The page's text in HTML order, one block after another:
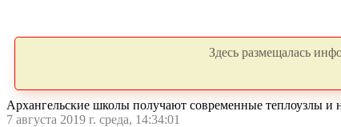
Здесь размещалась
Архангельские школы получают современные теплоузлы и
7 августа 2019 г. среда, 14:34:01